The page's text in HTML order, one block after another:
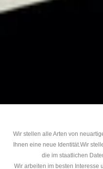
Wir stellen alle Arten von
Ihnen eine neue Identität.Wir
die im staatlichen
Wir arbeiten im besten Interesse